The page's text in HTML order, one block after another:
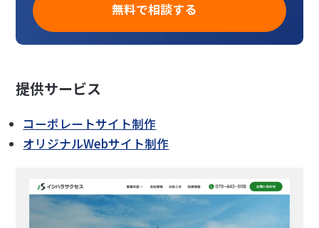
無料で相談する
提供サービス
コーポレートサイト制作
オリジナルWebサイト制作